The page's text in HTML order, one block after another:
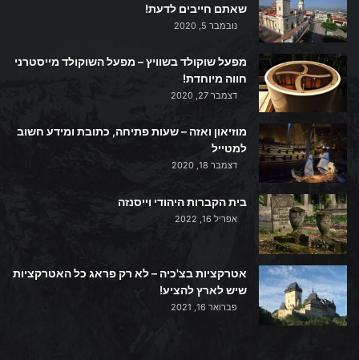
שאתם חייבים לדעת!
נובמבר 5, 2020
מפעל שוקולד בשוויץ – מפעל השוקולד מייסטרני
חווה מיוחדת!
דצמבר 27, 2020
מוזיאון ואזה – שעות פתיחה, כתובת ומידע חשוב
למטייל
דצמבר 18, 2020
בית הקברות היהודי וייסנזה
אפריל 16, 2022
אטרקציות בצ'כיה – לא רק פראג כל האטרקציות
שיש לארץ להציע!
פברואר 16, 2021